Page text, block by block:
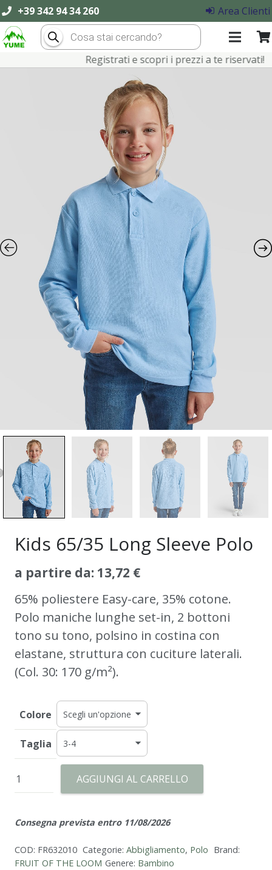
+39 342 94 34 260
Area Clienti
Products
search
Registrati e scopri i prezzi a te riservati!
Kids 65/35 Long Sleeve Polo
a partire da: 13,72 €
65% poliestere Easy-care, 35% cotone.
Polo maniche lunghe set-in, 2 bottoni
tono su tono, polsino in costina con
elastane, struttura con cuciture laterali.
(Col. 30: 170 g/m²).
Colore
Taglia
Kids
65/35
Sleeve
quantità
AGGIUNGI AL CARRELLO
Consegna prevista entro 11/08/2026
COD: FR632010 Categorie: Abbigliamento, Polo Brand:
FRUIT OF THE LOOM Genere: Bambino